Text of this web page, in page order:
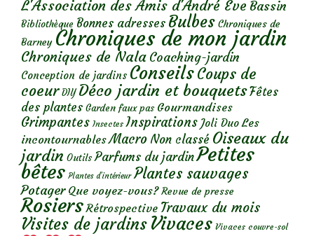
L'Association des Amis d'André Eve Bassin
Bibliothèque Bonnes adresses Bulbes Chroniques de
Barney Chroniques de mon jardin
Chroniques de Nala Coaching-jardin
Conception de jardins ConseilsCoups de
coeur DIY Déco jardin et bouquetsFêtes
des plantes Garden faux pas Gourmandises
Grimpantes Insectes Inspirations Joli Duo Les
incontournables Macro Non classé Oiseaux du
jardin Outils Parfums du jardinPetites
bêtes Plantes d’intérieur Plantes sauvages
Potager Que voyez-vous? Revue de presse
Rosiers Rétrospective Travaux du mois
Visites de jardins Vivaces Vivaces couvre-sol